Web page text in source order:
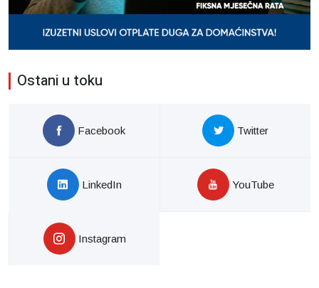
Ostani u toku
Facebook Twitter
LinkedIn YouTube
Instagram